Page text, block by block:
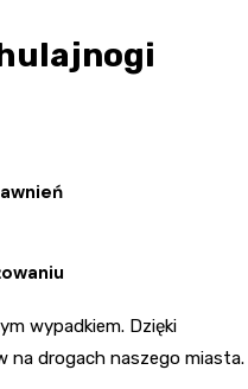
wypadkiem. Dzięki
na drogach naszego miasta.